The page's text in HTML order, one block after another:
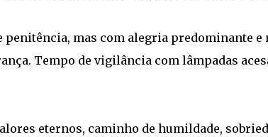
penitência, mas com alegria predominante e
Tempo de vigilância com lâmpadas
eternos, caminho de humildade,